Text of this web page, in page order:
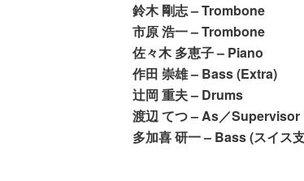
鈴木 剛志 – Trombone
市原 浩一 – Trombone
佐々木 多恵子 – Piano
作田 崇雄 – Bass (Extra)
辻岡 重夫 – Drums
渡辺 てつ – As／Supervisor
多加喜 研一 – Bass (スイス